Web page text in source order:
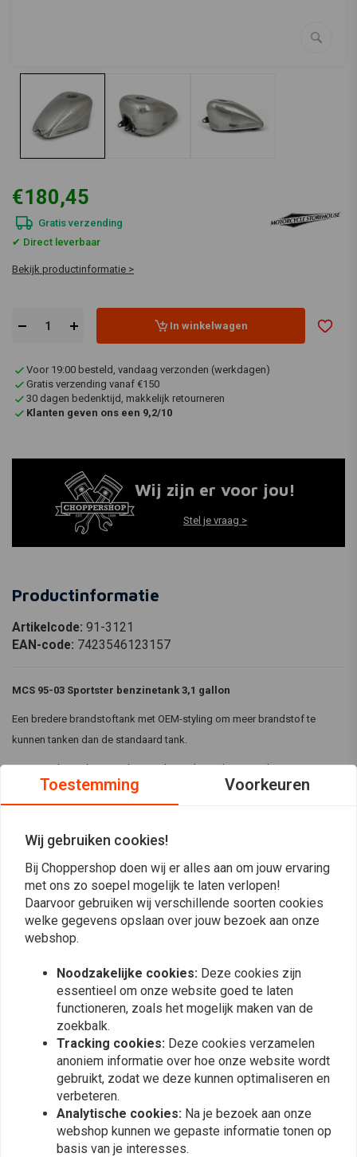
€180,45
Gratis verzending
✔ Direct leverbaar
Bekijk productinformatie >
In winkelwagen
Voor 19:00 besteld, vandaag verzonden (werkdagen)
Gratis verzending vanaf €150
30 dagen bedenktijd, makkelijk retourneren
Klanten geven ons een 9,2/10
Wij zijn er voor jou!
Stel je vraag >
Productinformatie
Artikelcode: 91-3121
EAN-code: 7423546123157
MCS 95-03 Sportster benzinetank 3,1 gallon
Een bredere brandstoftank met OEM-styling om meer brandstof te
kunnen tanken dan de standaard tank.
Linkerzijde 22mm benzinekraan (niet inbegrepen)
Compatibel met 83-up schroefdoppen (niet inbegrepen)
uitzondering van de plaats van de benzinekraan (93-94 XL aan de
rechterkant, 95-03 XL aan de linkerkant).
Opmerking: Het wordt aanbevolen om alle tanks onder druk te
testen, af te dichten en te proefpassen voordat ze worden
geverfd en geïnstalleerd.
tankkraan
Ideaal voor Sportster-liefhebbers die de brandstofcapaciteit willen
vergroten zonder OEM-stijl op te offeren
Lees meer
Reviews
Plaats ook een review
Toestemming Voorkeuren
Wij gebruiken cookies!
Bij Choppershop doen wij er alles aan om jouw ervaring
met ons zo soepel mogelijk te laten verlopen!
Daarvoor gebruiken wij verschillende soorten cookies
welke gegevens opslaan over jouw bezoek aan onze
webshop.
Noodzakelijke cookies: Deze cookies zijn
essentieel om onze website goed te laten
functioneren, zoals het mogelijk maken van de
zoekbalk.
Tracking cookies: Deze cookies verzamelen
anoniem informatie over hoe onze website wordt
gebruikt, zodat we deze kunnen optimaliseren en
verbeteren.
Analytische cookies: Na je bezoek aan onze
webshop kunnen we gepaste informatie tonen op
basis van je interesses.